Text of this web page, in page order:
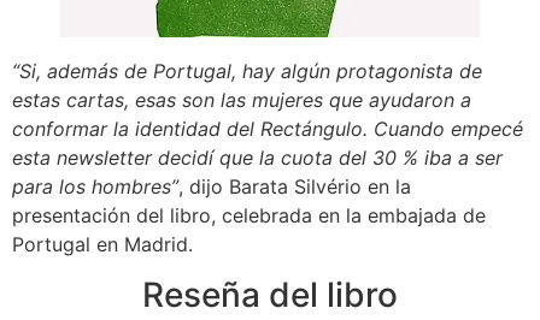
“Si, además de Portugal, hay algún protagonista de
estas cartas, esas son las mujeres que ayudaron a
conformar la identidad del Rectángulo. Cuando empecé
esta newsletter decidí que la cuota del 30 % iba a ser
para los hombres”, dijo Barata Silvério en la
presentación del libro, celebrada en la embajada de
Portugal en Madrid.
Reseña del libro